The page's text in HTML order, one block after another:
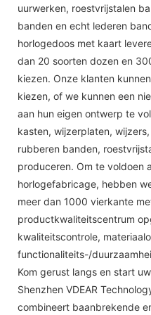
uurwerken, roestvrijstalen
banden en echt lederen
horlogedoos met kaart
dan 20 soorten dozen en
kiezen. Onze klanten
kiezen, of we kunnen een
aan hun eigen ontwerp te
kasten, wijzerplaten,
rubberen banden,
produceren. Om te voldoen
horlogefabricage, hebben
meer dan 1000 vierkante
productkwaliteitscentrum
kwaliteitscontrole,
functionaliteits-/
Kom gerust langs en start
Shenzhen VDEAR
combineert baanbrekende